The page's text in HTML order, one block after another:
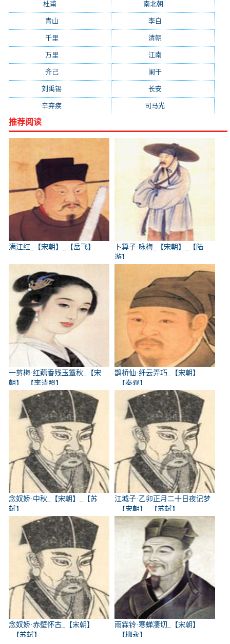
杜甫 南北朝
青山 李白
千里 清朝
万里 江南(805)
齐己(781) 阑干(723)
刘禹锡 长安(695)
辛弃疾 司马光
推荐阅读
满江红_【宋朝】_【岳飞】
卜算子·咏梅_【宋朝】_【陆
游】
一剪梅·红藕香残玉簟秋_【宋
朝】_【李清照】
鹊桥仙·纤云弄巧_【宋朝】
_【秦观】
念奴娇·中秋_【宋朝】_【苏
轼】
江城子·乙卯正月二十日夜记梦
_【宋朝】_【苏轼】
念奴娇·赤壁怀古_【宋朝】
_【苏轼】
雨霖铃·寒蝉凄切_【宋朝】
_【柳永】